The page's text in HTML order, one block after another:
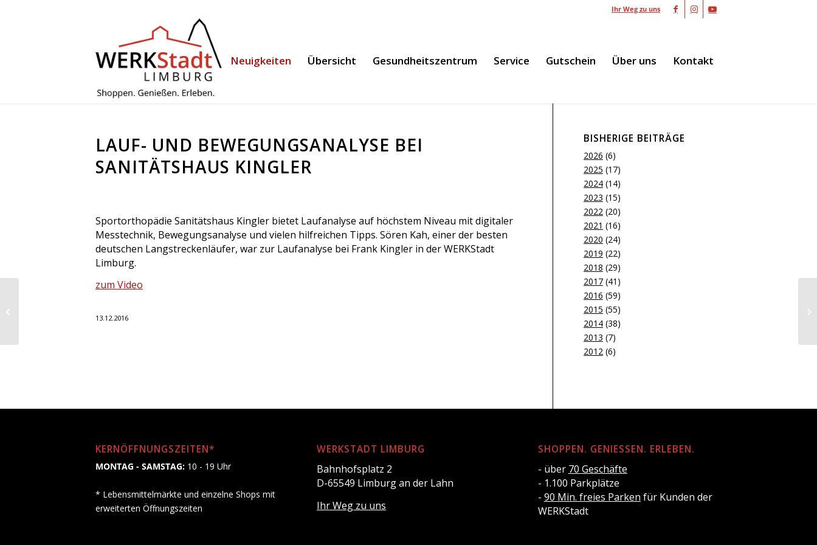
Ihr Weg zu uns
Neuigkeiten Übersicht Gesundheitszentrum Service Gutschein Über uns Kontakt
LAUF- UND BEWEGUNGSANALYSE BEI
SANITÄTSHAUS KINGLER
Sportorthopädie Sanitätshaus Kingler bietet Laufanalyse auf höchstem Niveau mit digitaler
Messtechnik, Bewegungsanalyse und vielen hilfreichen Tipps. Sören Kah, einer der besten
deutschen Langstreckenläufer, war zur Laufanalyse bei Frank Kingler in der WERKStadt
Limburg.
zum Video
13.12.2016
BISHERIGE BEITRÄGE
2026 (6)
2025 (17)
2024(14)
2023 (15)
2022(20)
2021 (16)
2020 (24)
2019 (22)
2018 (29)
2017(41)
2016 (59)
2015 (55)
2014(38)
2013 (7)
2012(6)
KERNÖFFNUNGSZEITEN*
MONTAG - SAMSTAG: 10 - 19 Uhr
* Lebensmittelmärkte und einzelne Shops mit
erweiterten Öffnungszeiten
WERKSTADT LIMBURG
Bahnhofsplatz 2
D-65549 Limburg an der Lahn
Ihr Weg zu uns
SHOPPEN. GENIESSEN. ERLEBEN.
- über 70 Geschäfte
- 1.100 Parkplätze
- 90 Min. freies Parken für Kunden der
WERKStadt
Gast in der WERKStadt